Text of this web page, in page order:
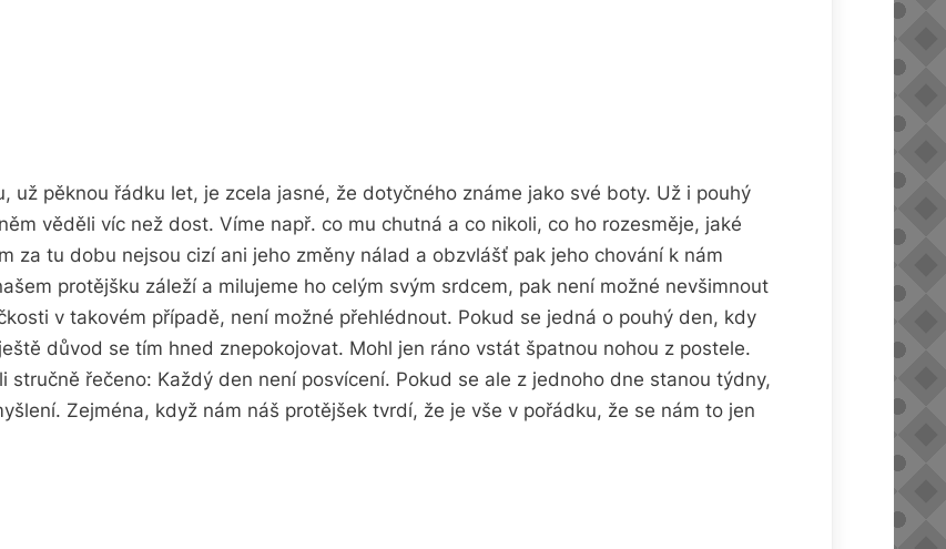
už pěknou řádku let, je zcela jasné, že dotyčného známe jako své boty. Už i pouhý
věděli víc než dost. Víme např. co mu chutná a co nikoli, co ho rozesměje, jaké
za tu dobu nejsou cizí ani jeho změny nálad a obzvlášť pak jeho chování k nám
protějšku záleží a milujeme ho celým svým srdcem, pak není možné nevšimnout
v takovém případě, není možné přehlédnout. Pokud se jedná o pouhý den, kdy
důvod se tím hned znepokojovat. Mohl jen ráno vstát špatnou nohou z postele.
řečeno: Každý den není posvícení. Pokud se ale z jednoho dne stanou týdny,
Zejména, když nám náš protějšek tvrdí, že je vše v pořádku, že se nám to jen